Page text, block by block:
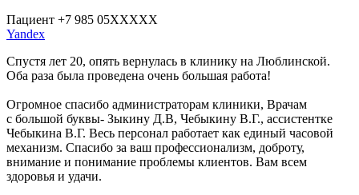
Пациент +7 985 05XXXXX
Yandex
Спустя лет 20, опять вернулась в клинику на Люблинской.
Оба раза была проведена очень большая работа!
Огромное спасибо администраторам клиники, Врачам
с большой буквы- Зыкину Д.В, Чебыкину В.Г., ассистентке
Чебыкина В.Г. Весь персонал работает как единый часовой
механизм. Спасибо за ваш профессионализм, доброту,
внимание и понимание проблемы клиентов. Вам всем
здоровья и удачи.